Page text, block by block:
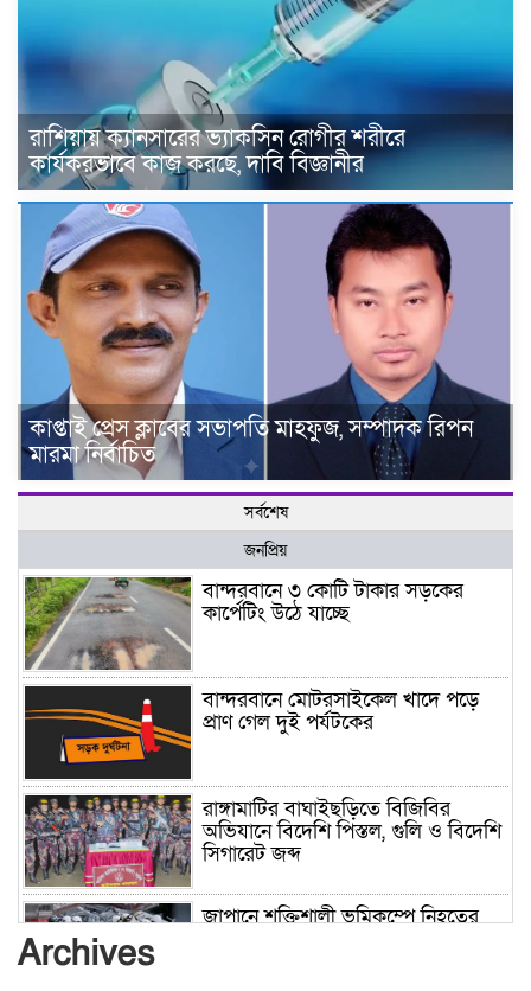
রাশিয়ায় ক্যানসারের ভ্যাকসিন রোগীর শরীরে
কার্যকরভাবে কাজ করছে, দাবি বিজ্ঞানীর
কাপ্তাই প্রেস ক্লাবের সভাপতি মাহফুজ, সম্পাদক রিপন
মারমা নির্বাচিত
সর্বশেষ
জনপ্রিয়
বান্দরবানে ৩ কোটি টাকার সড়কের
কার্পেটিং উঠে যাচ্ছে
বান্দরবানে মোটরসাইকেল খাদে পড়ে
প্রাণ গেল দুই পর্যটকের
রাঙ্গামাটির বাঘাইছড়িতে বিজিবির
অভিযানে বিদেশি পিস্তল, গুলি ও বিদেশি
সিগারেট জব্দ
জাপানে শক্তিশালী ভূমিকম্পে নিহতের
Archives